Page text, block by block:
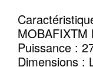
MOBAFIXTM
Puissance :
Dimensions :